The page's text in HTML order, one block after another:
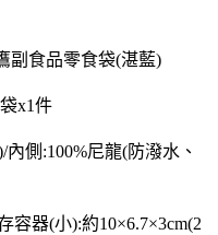
副食品零食袋(湛藍)
x1件
側:100%尼龍(防潑水、
容器(小):約10×6.7×3cm(2